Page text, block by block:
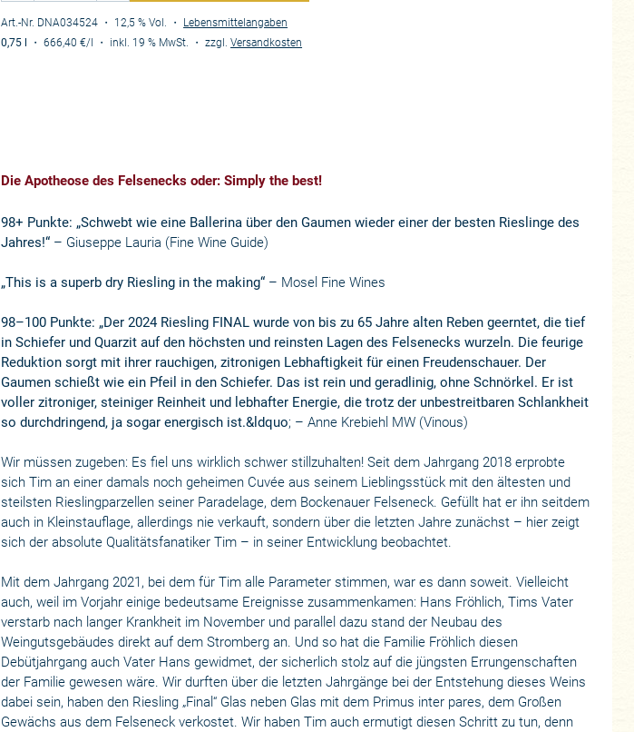
Art.-Nr. DNA034524 ・ 12,5 % Vol. ・ Lebensmittelangaben
0,75 l ・666,40 €/l ・ inkl. 19 % MwSt. ・zzgl.Versandkosten
Die Apotheose des Felsenecks oder: Simply the best!
98+ Punkte: „Schwebt wie eine Ballerina über den Gaumen wieder einer der besten Rieslinge des
Jahres!“ – Giuseppe Lauria (Fine Wine Guide)
„This is a superb dry Riesling in the making“ – Mosel Fine Wines
98–100 Punkte: „Der 2024 Riesling FINAL wurde von bis zu 65 Jahre alten Reben geerntet, die tief
in Schiefer und Quarzit auf den höchsten und reinsten Lagen des Felsenecks wurzeln. Die feurige
Reduktion sorgt mit ihrer rauchigen, zitronigen Lebhaftigkeit für einen Freudenschauer. Der
Gaumen schießt wie ein Pfeil in den Schiefer. Das ist rein und geradlinig, ohne Schnörkel. Er ist
voller zitroniger, steiniger Reinheit und lebhafter Energie, die trotz der unbestreitbaren Schlankheit
so durchdringend, ja sogar energisch ist.&ldquo; – Anne Krebiehl MW (Vinous)
Wir müssen zugeben: Es fiel uns wirklich schwer stillzuhalten! Seit dem Jahrgang 2018 erprobte
sich Tim an einer damals noch geheimen Cuvée aus seinem Lieblingsstück mit den ältesten und
steilsten Rieslingparzellen seiner Paradelage, dem Bockenauer Felseneck. Gefüllt hat er ihn seitdem
auch in Kleinstauflage, allerdings nie verkauft, sondern über die letzten Jahre zunächst – hier zeigt
sich der absolute Qualitätsfanatiker Tim – in seiner Entwicklung beobachtet.
Mit dem Jahrgang 2021, bei dem für Tim alle Parameter stimmen, war es dann soweit. Vielleicht
auch, weil im Vorjahr einige bedeutsame Ereignisse zusammenkamen: Hans Fröhlich, Tims Vater
verstarb nach langer Krankheit im November und parallel dazu stand der Neubau des
Weingutsgebäudes direkt auf dem Stromberg an. Und so hat die Familie Fröhlich diesen
Debütjahrgang auch Vater Hans gewidmet, der sicherlich stolz auf die jüngsten Errungenschaften
der Familie gewesen wäre. Wir durften über die letzten Jahrgänge bei der Entstehung dieses Weins
dabei sein, haben den Riesling „Final“ Glas neben Glas mit dem Primus inter pares, dem Großen
Gewächs aus dem Felseneck verkostet. Wir haben Tim auch ermutigt diesen Schritt zu tun, denn